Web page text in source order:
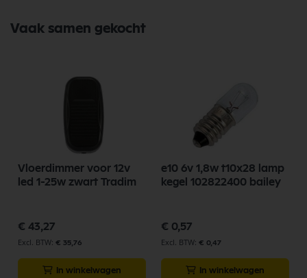
Vaak samen gekocht
Vloerdimmer voor 12v
led 1-25w zwart Tradim
€ 43,27
€ 35,76
In winkelwagen
e10 6v 1,8w t10x28 lamp
kegel 102822400 bailey
€ 0,57
€ 0,47
In winkelwagen